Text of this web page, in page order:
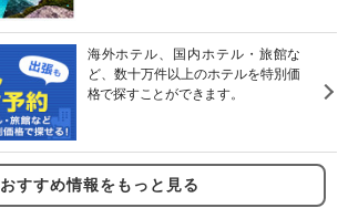
海外ホテル、国内ホテル・旅館な
ど、数十万件以上のホテルを特別価
格で探すことができます。
おすすめ情報をもっと見る